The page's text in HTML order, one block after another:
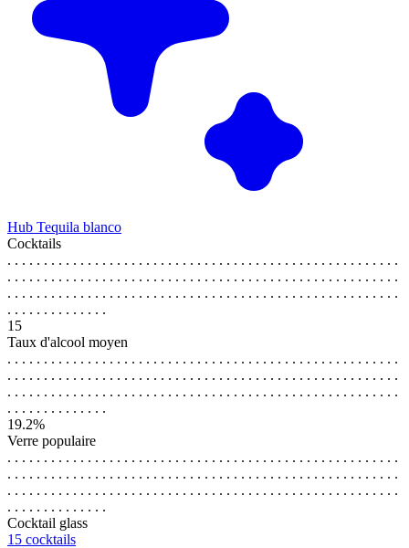
Hub Tequila blanco
Cocktails
. . . . . . . . . . . . . . . . . . . . . . . . . . . . . . . . . . . . . . . . . . . . . . . . . . . . . .
. . . . . . . . . . . . . . . . . . . . . . . . . . . . . . . . . . . . . . . . . . . . . . . . . . . . . .
. . . . . . . . . . . . . . . . . . . . . . . . . . . . . . . . . . . . . . . . . . . . . . . . . . . . . .
. . . . . . . . . . . . . .
15
Taux d'alcool moyen
. . . . . . . . . . . . . . . . . . . . . . . . . . . . . . . . . . . . . . . . . . . . . . . . . . . . . .
. . . . . . . . . . . . . . . . . . . . . . . . . . . . . . . . . . . . . . . . . . . . . . . . . . . . . .
. . . . . . . . . . . . . . . . . . . . . . . . . . . . . . . . . . . . . . . . . . . . . . . . . . . . . .
. . . . . . . . . . . . . .
19.2%
Verre populaire
. . . . . . . . . . . . . . . . . . . . . . . . . . . . . . . . . . . . . . . . . . . . . . . . . . . . . .
. . . . . . . . . . . . . . . . . . . . . . . . . . . . . . . . . . . . . . . . . . . . . . . . . . . . . .
. . . . . . . . . . . . . . . . . . . . . . . . . . . . . . . . . . . . . . . . . . . . . . . . . . . . . .
. . . . . . . . . . . . . .
Cocktail glass
15 cocktails